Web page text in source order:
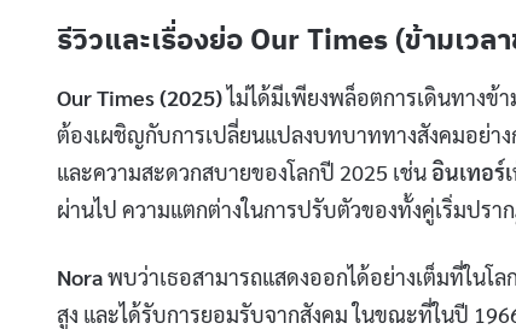
รีวิวและเรื่องย่อ Our Times (ข้ามเวล
Our Times (2025)ไม่ได้มีเพียงพล็อตการเดินทางข้
ต้องเผชิญกับการเปลี่ยนแปลงบทบาททางสังคมอย่า
และความสะดวกสบายของโลกปี 2025 เช่นอินเทอร์
ผ่านไป ความแตกต่างในการปรับตัวของทั้งคู่เริ่มปรา
Noraพบว่าเธอสามารถแสดงออกได้อย่างเต็มที่ในโ
สูง และได้รับการยอมรับจากสังคม ในขณะที่ในปี